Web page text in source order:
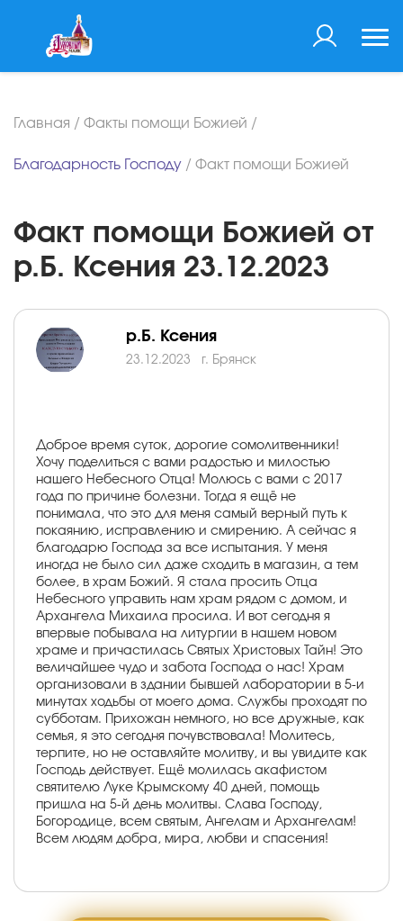
Главная / Факты помощи Божией /
Благодарность Господу / Факт помощи Божией
Факт помощи Божией от
р.Б. Ксения 23.12.2023
р.Б. Ксения
23.12.2023 г. Брянск
Доброе время суток, дорогие сомолитвенники!
Хочу поделиться с вами радостью и милостью
нашего Небесного Отца! Молюсь с вами с 2017
года по причине болезни. Тогда я ещё не
понимала, что это для меня самый верный путь к
покаянию, исправлению и смирению. А сейчас я
благодарю Господа за все испытания. У меня
иногда не было сил даже сходить в магазин, а тем
более, в храм Божий. Я стала просить Отца
Небесного управить нам храм рядом с домом, и
Архангела Михаила просила. И вот сегодня я
впервые побывала на литургии в нашем новом
храме и причастилась Святых Христовых Тайн! Это
величайшее чудо и забота Господа о нас! Храм
организовали в здании бывшей лаборатории в 5-и
минутах ходьбы от моего дома. Службы проходят по
субботам. Прихожан немного, но все дружные, как
семья, я это сегодня почувствовала! Молитесь,
терпите, но не оставляйте молитву, и вы увидите как
Господь действует. Ещё молилась акафистом
святителю Луке Крымскому 40 дней, помощь
пришла на 5-й день молитвы. Слава Господу,
Богородице, всем святым, Ангелам и Архангелам!
Всем людям добра, мира, любви и спасения!